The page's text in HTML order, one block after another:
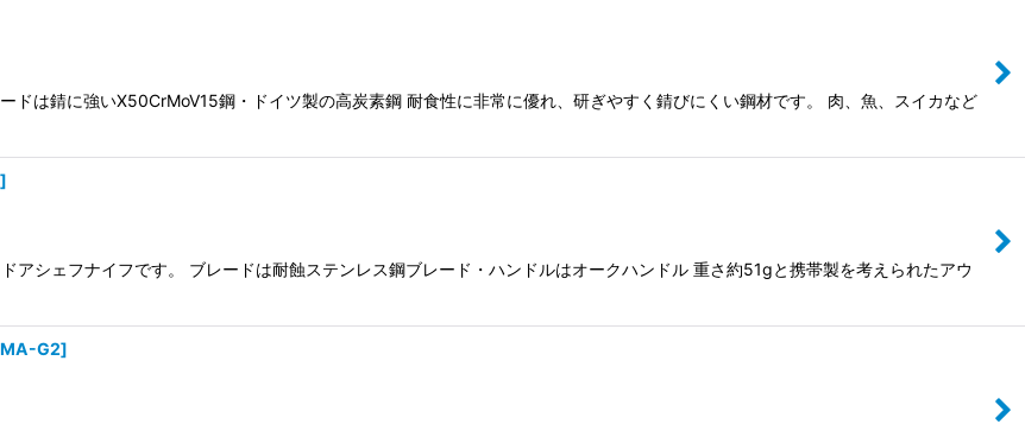
ドは錆に強いX50CrMoV15鋼・ドイツ製の高炭素鋼 耐食性に非常に優れ、研ぎやすく錆びにくい鋼材です。 肉、魚、スイカなど
]
アシェフナイフです。 ブレードは耐蝕ステンレス鋼ブレード・ハンドルはオークハンドル 重さ約51gと携帯製を考えられたアウ
G2]